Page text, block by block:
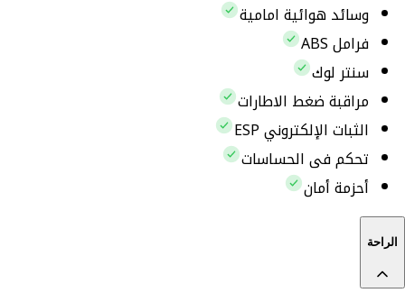
وسائد هوائية امامية
فرامل ABS
سنتر لوك
مراقبة ضغط الاطارات
الثبات الإلكتروني ESP
تحكم فى الحساسات
أحزمة أمان
الراحة